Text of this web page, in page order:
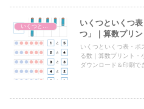
いくつといくつ
つ」｜算数プリ
いくつといくつ表・ポ
る数｜算数プリント・
ダウンロード＆印刷で